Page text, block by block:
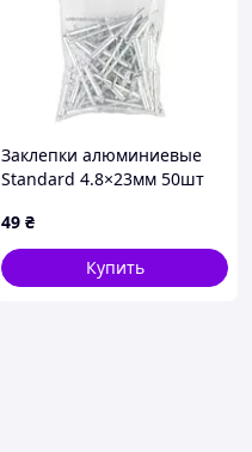
Заклепки алюминиевые
Standard 4.8×23мм 50шт
49 ₴
Купить